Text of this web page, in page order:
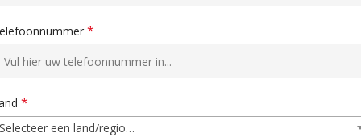
*
*
Selecteer een land/regio…